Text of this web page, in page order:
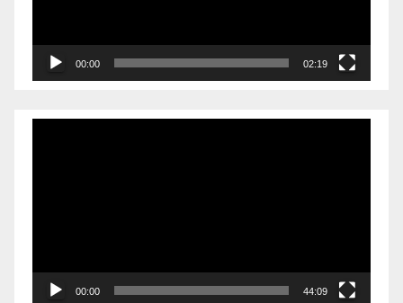
00:00 02:19
00:00 44:09